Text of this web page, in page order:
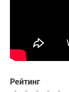
Рейтинг